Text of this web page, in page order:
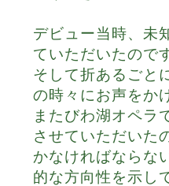
デビュー当時、未
ていただいたので
そして折あるごと
の時々にお声をか
またびわ湖オペラ
させていただいた
かなければならな
的な方向性を示し